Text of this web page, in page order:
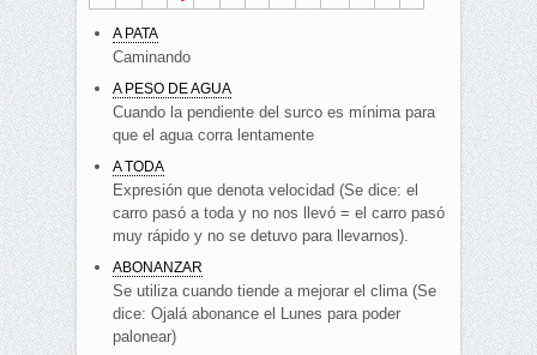
A PATA
Caminando
A PESO DE AGUA
Cuando la pendiente del surco es mínima para
que el agua corra lentamente
A TODA
Expresión que denota velocidad (Se dice: el
carro pasó a toda y no nos llevó = el carro pasó
muy rápido y no se detuvo para llevarnos).
ABONANZAR
Se utiliza cuando tiende a mejorar el clima (Se
dice: Ojalá abonance el Lunes para poder
palonear)